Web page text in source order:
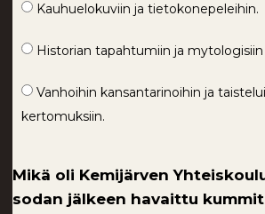
Kauhuelokuviin ja tietokonepeleihin.
Historian tapahtumiin ja mytologisiin
Vanhoihin kansantarinoihin ja
kertomuksiin.
Mikä oli Kemijärven
sodan jälkeen havaittu